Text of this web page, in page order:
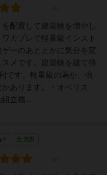
配置して建築物を増やし
カプレで軽量級インスト
ゲーのあととかに気分を変
メです。建築物を建て得
です。軽量級の為か、強
あります。・オベリス
立機...
充実